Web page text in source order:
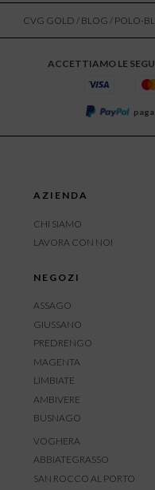
CVG GOLD / BLOG / POLO-
ACCETTIAMO LE
AZIENDA
CHI SIAMO
LAVORA CON NOI
NEGOZI
ASSAGO
GIUSSANO
PREDRENGO
MAGENTA
LIMBIATE
AMBIVERE
BUSNAGO
VOGHERA
ABBIATEGRASSO
SAN ROCCO AL PORTO